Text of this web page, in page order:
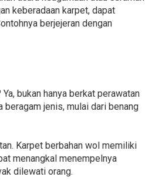
keberadaan karpet, dapat
berjejeran dengan
bukan hanya berkat perawatan
beragam jenis, mulai dari benang
Karpet berbahan wol memiliki
menangkal menempelnya
dilewati orang.